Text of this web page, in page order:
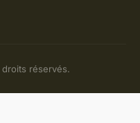
réservés.